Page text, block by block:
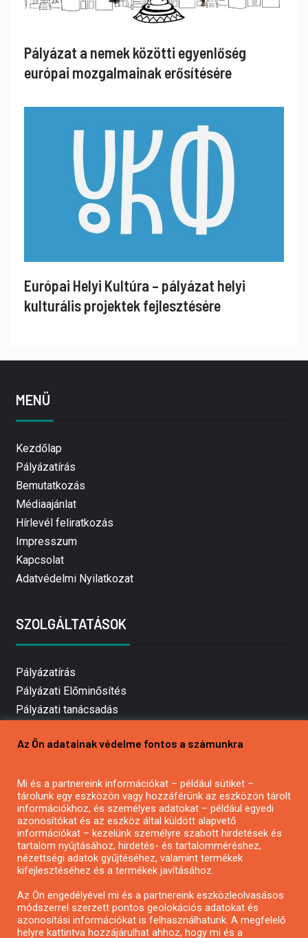
Pályázat a nemek közötti egyenlőség
európai mozgalmainak erősítésére
Európai Helyi Kultúra – pályázat helyi
kulturális projektek fejlesztésére
MENÜ
Kezdőlap
Pályázatírás
Bemutatkozás
Médiaajánlat
Hírlevél feliratkozás
Impresszum
Kapcsolat
Adatvédelmi Nyilatkozat
SZOLGÁLTATÁSOK
Pályázatírás
Pályázati Előminősítés
Pályázati tanácsadás
Mezőgazdasági pályázatírás
Pályázatírás civil szervezeteknek
Pályázatírás önkormányzatoknak
Pályázatfigyelés
Specifikus pályázatfigyelés vagy hírlevél
Pályázatok magánszemélyeknek
Az Ön adatainak védelme fontos a számunkra
Mi és a partnereink információkat – például sütiket –
tárolunk egy eszközön vagy hozzáférünk az eszközön tárolt
információkhoz, és személyes adatokat – például egyedi
azonosítókat és az eszköz által küldött alapvető
információkat – kezelünk személyre szabott hirdetések és
tartalom nyújtásához, hirdetés- és tartalomméréshez,
nézettségi adatok gyűjtéséhez, valamint termékek
kifejlesztéséhez és a termékek javításához.
Az Ön engedélyével mi és a partnereink eszközleolvasásos
módszerrel szerzett pontos geolokációs adatokat és
azonosítási információkat is felhasználhatunk. A megfelelő
helyre kattintva hozzájárulhat ahhoz, hogy mi és a